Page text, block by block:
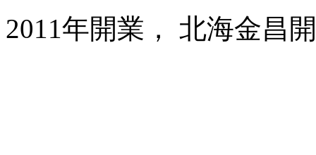
2011年開業， 北海金